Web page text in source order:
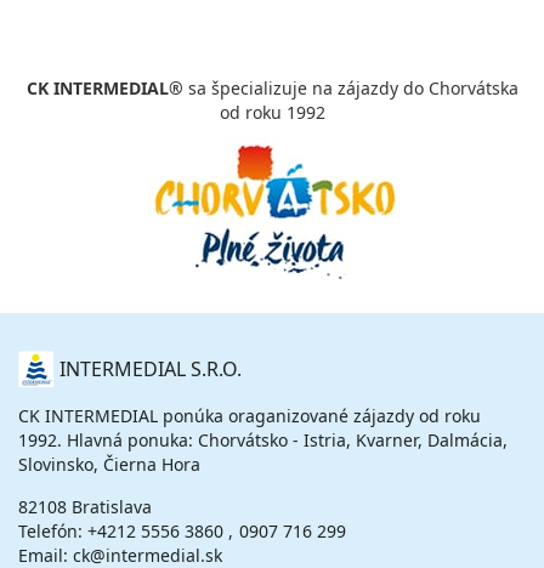
CK INTERMEDIAL® sa špecializuje na zájazdy do Chorvátska
od roku 1992
O
NÁS INTERMEDIAL S.R.O.
CK INTERMEDIAL ponúka oraganizované zájazdy od roku
1992. Hlavná ponuka: Chorvátsko - Istria, Kvarner, Dalmácia,
Slovinsko, Čierna Hora
82108 Bratislava
Telefón: +4212 5556 3860
0907 716 299
Email: ck@intermedial.sk